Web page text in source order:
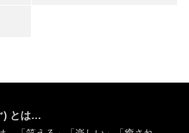
) とは…